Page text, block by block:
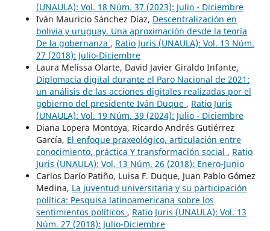
(UNAULA): Vol. 18 Núm. 37 (2023): Julio - Diciembre
Iván Mauricio Sánchez Díaz, Descentralización en
bolivia y uruguay. Una aproximación desde la teoría
De la gobernanza , Ratio Juris (UNAULA): Vol. 13 Núm.
27 (2018): Julio-Diciembre
Laura Melissa Olarte, David Javier Giraldo Infante,
Diplomacia digital durante el Paro Nacional de 2021:
un análisis de las acciones digitales realizadas por el
gobierno del presidente Iván Duque , Ratio Juris
(UNAULA): Vol. 19 Núm. 39 (2024): Julio - Diciembre
Diana Lopera Montoya, Ricardo Andrés Gutiérrez
García, El enfoque praxeológico, articulación entre
conocimiento, práctica Y transformación social , Ratio
Juris (UNAULA): Vol. 13 Núm. 26 (2018): Enero-Junio
Carlos Darío Patiño, Luisa F. Duque, Juan Pablo Gómez
Medina, La juventud universitaria y su participación
política: Pesquisa latinoamericana sobre los
sentimientos políticos , Ratio Juris (UNAULA): Vol. 13
Núm. 27 (2018): Julio-Diciembre